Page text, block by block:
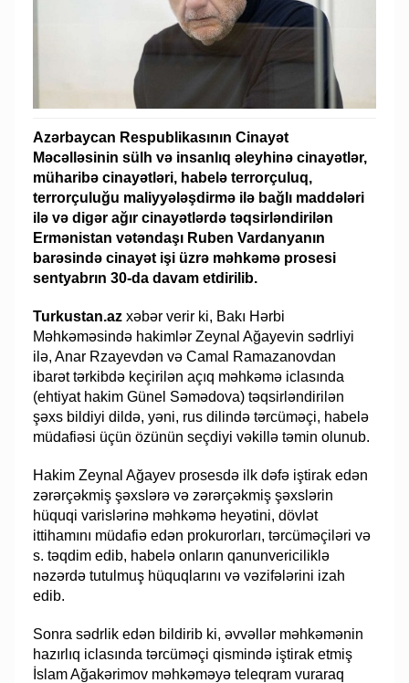
Azərbaycan Respublikasının Cinayət
Məcəlləsinin sülh və insanlıq əleyhinə cinayətlər,
müharibə cinayətləri, habelə terrorçuluq,
terrorçuluğu maliyyələşdirmə ilə bağlı maddələri
ilə və digər ağır cinayətlərdə təqsirləndirilən
Ermənistan vətəndaşı Ruben Vardanyanın
barəsində cinayət işi üzrə məhkəmə prosesi
sentyabrın 30-da davam etdirilib.
Turkustan.az xəbər verir ki, Bakı Hərbi
Məhkəməsində hakimlər Zeynal Ağayevin sədrliyi
ilə, Anar Rzayevdən və Camal Ramazanovdan
ibarət tərkibdə keçirilən açıq məhkəmə iclasında
(ehtiyat hakim Günel Səmədova) təqsirləndirilən
şəxs bildiyi dildə, yəni, rus dilində tərcüməçi, habelə
müdafiəsi üçün özünün seçdiyi vəkillə təmin olunub.
Hakim Zeynal Ağayev prosesdə ilk dəfə iştirak edən
zərərçəkmiş şəxslərə və zərərçəkmiş şəxslərin
hüquqi varislərinə məhkəmə heyətini, dövlət
ittihamını müdafiə edən prokurorları, tərcüməçiləri və
s. təqdim edib, habelə onların qanunvericiliklə
nəzərdə tutulmuş hüquqlarını və vəzifələrini izah
edib.
Sonra sədrlik edən bildirib ki, əvvəllər məhkəmənin
hazırlıq iclasında tərcüməçi qismində iştirak etmiş
İslam Ağakərimov məhkəməyə teleqram vuraraq